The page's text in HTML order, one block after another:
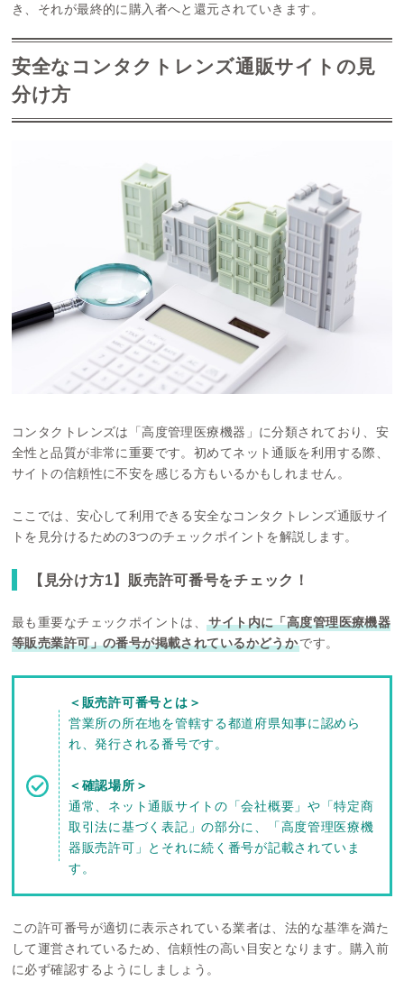
き、それが最終的に購入者へと還元されていきます。
安全なコンタクトレンズ通販サイトの見
分け方
コンタクトレンズは「高度管理医療機器」に分類されており、安
全性と品質が非常に重要です。初めてネット通販を利用する際、
サイトの信頼性に不安を感じる方もいるかもしれません。
ここでは、安心して利用できる安全なコンタクトレンズ通販サイ
トを見分けるための3つのチェックポイントを解説します。
【見分け方1】販売許可番号をチェック！
最も重要なチェックポイントは、サイト内に「高度管理医療機器
等販売業許可」の番号が掲載されているかどうかです。
＜販売許可番号とは＞
営業所の所在地を管轄する都道府県知事に認めら
れ、発行される番号です。
＜確認場所＞
通常、ネット通販サイトの「会社概要」や「特定商
取引法に基づく表記」の部分に、「高度管理医療機
器販売許可」とそれに続く番号が記載されていま
す。
この許可番号が適切に表示されている業者は、法的な基準を満た
して運営されているため、信頼性の高い目安となります。購入前
に必ず確認するようにしましょう。